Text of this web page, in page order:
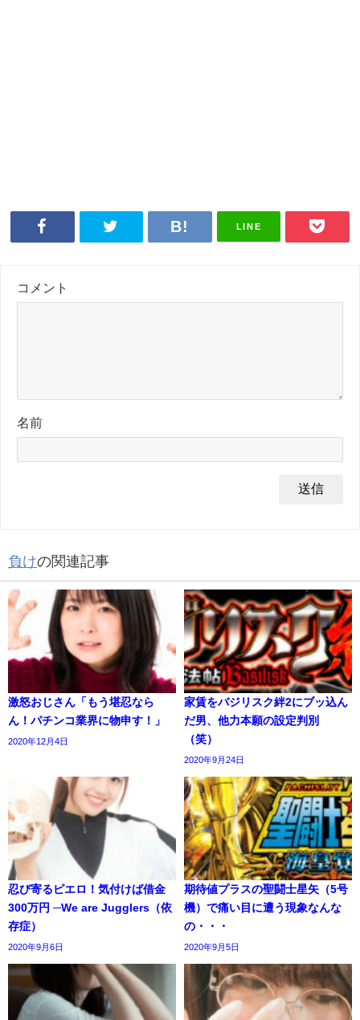
LINE
コメント
名前
負けの関連記事
激怒おじさん「もう堪忍なら
ん！パチンコ業界に物申す！」
2020年12月4日
家賃をバジリスク絆2にブッ込ん
だ男、他力本願の設定判別
（笑）
2020年9月24日
忍び寄るピエロ！気付けば借金
300万円 ─We are Jugglers（依
存症）
2020年9月6日
期待値プラスの聖闘士星矢（5号
機）で痛い目に遭う現象なんな
の・・・
2020年9月5日